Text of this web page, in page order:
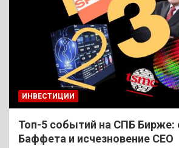
ИНВЕСТИЦИИ
Топ-5 событий на СПБ Бирже:
Баффета и исчезновение CEO